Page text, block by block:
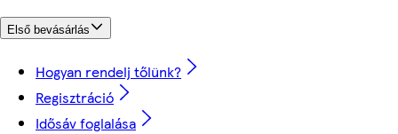
Első bevásárlás
Hogyan rendelj tőlünk?
Regisztráció
Idősáv foglalása